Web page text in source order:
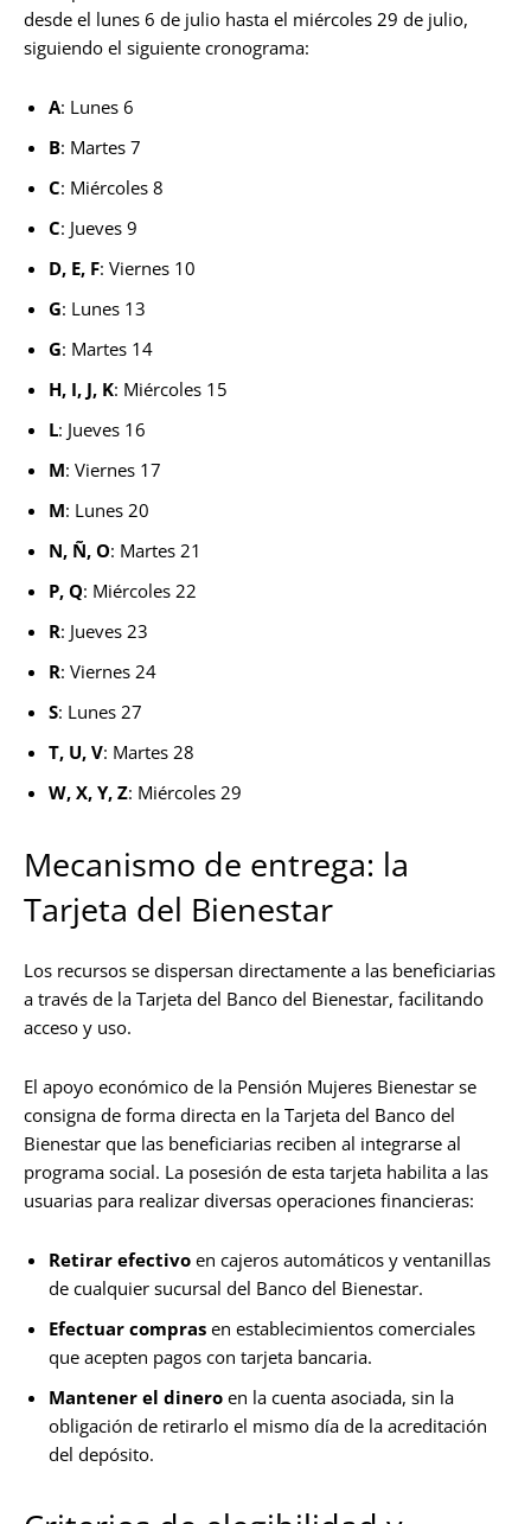
desde el lunes 6 de julio hasta el miércoles 29 de julio,
siguiendo el siguiente cronograma:
A: Lunes 6
B: Martes 7
C: Miércoles 8
C: Jueves 9
D, E, F: Viernes 10
G: Lunes 13
G: Martes 14
H, I, J, K: Miércoles 15
L: Jueves 16
M: Viernes 17
M: Lunes 20
N, Ñ, O: Martes 21
P, Q: Miércoles 22
R: Jueves 23
R: Viernes 24
S: Lunes 27
T, U, V: Martes 28
W, X, Y, Z: Miércoles 29
Mecanismo de entrega: la
Tarjeta del Bienestar
Los recursos se dispersan directamente a las beneficiarias
a través de la Tarjeta del Banco del Bienestar, facilitando
acceso y uso.
El apoyo económico de la Pensión Mujeres Bienestar se
consigna de forma directa en la Tarjeta del Banco del
Bienestar que las beneficiarias reciben al integrarse al
programa social. La posesión de esta tarjeta habilita a las
usuarias para realizar diversas operaciones financieras:
Retirar efectivo en cajeros automáticos y ventanillas
de cualquier sucursal del Banco del Bienestar.
Efectuar compras en establecimientos comerciales
que acepten pagos con tarjeta bancaria.
Mantener el dinero en la cuenta asociada, sin la
obligación de retirarlo el mismo día de la acreditación
del depósito.